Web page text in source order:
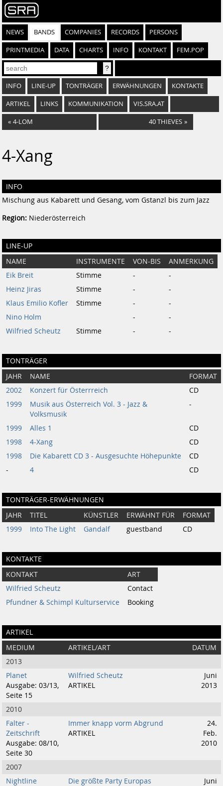
NEWS BANDS COMPANIES RECORDS PERSONS
PRINTMEDIA DATA CHARTS INFO KONTAKT FEM.POP
INFO LINE-UP TONTRÄGER ERWÄHNUNGEN KONTAKTE
ARTIKEL LINKS KOMMUNIKATION VIS.SRA.AT
« 4-LOM 40 THIEVES »
4-Xang
INFO
Mischung aus Kabarett und Gesang, vom Gstanzl bis zum Jazz
Region: Niederösterreich
LINE-UP
NAME INSTRUMENTE VON-BIS
ANMERKUNG
Eik Breit
Stimme -
-
Heinz Jiras
Stimme -
-
Klaus Emilio Kofler
Stimme -
-
Nino Holm
-
-
Wilfried Scheutz
Stimme - -
TONTRÄGER
JAHR NAME
FORMAT
2002
Konzert für Österrreich
CD
1999
Musik aus Österreich Vol. 3 - Jazz &
Volksmusik
-
1999 Alles 1
CD
1998
4-Xang
CD
1998
Die Kabarett CD 3 - Ausgesuchte Höhepunkte
CD
-
4 CD
TONTRÄGER-ERWÄHNUNGEN
JAHR TITEL KÜNSTLER ERWÄHNT FÜR
FORMAT
1999
Into The Light Gandalf guestband CD
KONTAKTE
KONTAKT
ART
Wilfried Scheutz
Contact
Pfundner & Schimpl Kulturservice
Booking
ARTIKEL
MEDIUM ARTIKEL/ART
DATUM
2013
Planet
Ausgabe: 03/13,
Seite 15
Wilfried Scheutz
ARTIKEL
Juni
2013
2010
Falter -
Zeitschrift
Ausgabe: 08/10,
Seite 30
Immer knapp vorm Abgrund
ARTIKEL
24.
Feb.
2010
2007
Nightline
Die größte Party Europas
Juni